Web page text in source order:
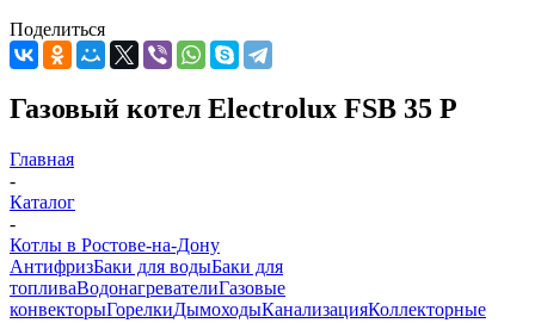
Поделиться
Газовый котел Electrolux FSB 35 P
Главная
-
Каталог
-
Котлы в Ростове-на-Дону
АнтифризБаки для водыБаки для
топливаВодонагревателиГазовые
конвекторыГорелкиДымоходыКанализацияКоллекторные